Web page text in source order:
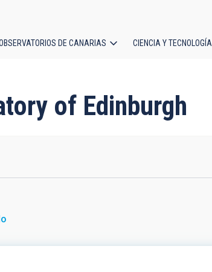
DE CANARIAS CIENCIA Y TECNOLOGÍA
of Edinburgh